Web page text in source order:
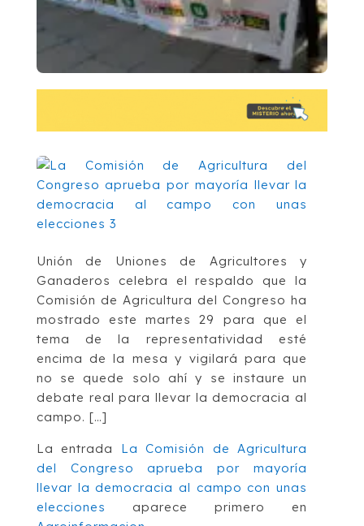
Unión de Uniones de Agricultores y
Ganaderos celebra el respaldo que la
Comisión de Agricultura del Congreso ha
mostrado este martes 29 para que el
tema de la representatividad esté
encima de la mesa y vigilará para que
no se quede solo ahí y se instaure un
debate real para llevar la democracia al
campo. […]
La entrada La Comisión de Agricultura
del Congreso aprueba por mayoría
llevar la democracia al campo con unas
elecciones aparece primero en